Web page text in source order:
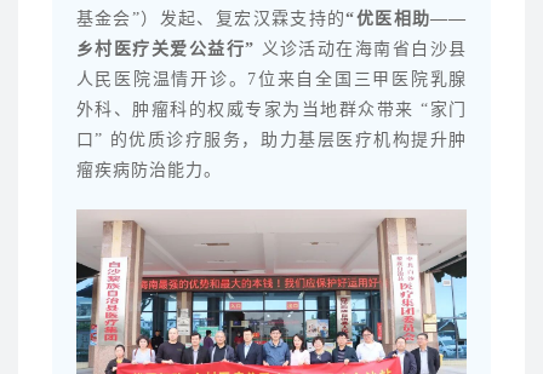
基金会”）发起、复宏汉霖支持的“优医相助——
乡村医疗关爱公益行” 义诊活动在海南省白沙县
人民医院温情开诊。7位来自全国三甲医院乳腺
外科、肿瘤科的权威专家为当地群众带来 “家门
口” 的优质诊疗服务，助力基层医疗机构提升肿
瘤疾病防治能力。